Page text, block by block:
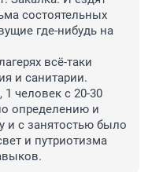
состоятельных
где-нибудь на
всё-таки
и санитарии.
1 человек с 20-30
определению и
и с занятостью было
и путриотизма